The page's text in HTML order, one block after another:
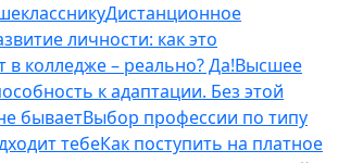
Дистанционное
личности: как это
в колледже – реально? Да!Высшее
к адаптации. Без этой
бываетВыбор профессии по типу
тебеКак поступить на платное